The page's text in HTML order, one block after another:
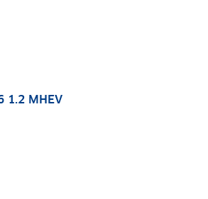
81 kW, Benzine, 5 deuren
1.2 MHEV